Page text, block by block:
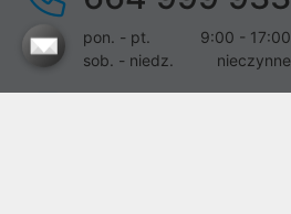
pon. - pt.
9:00 - 17:00
sob. - niedz.
nieczynne